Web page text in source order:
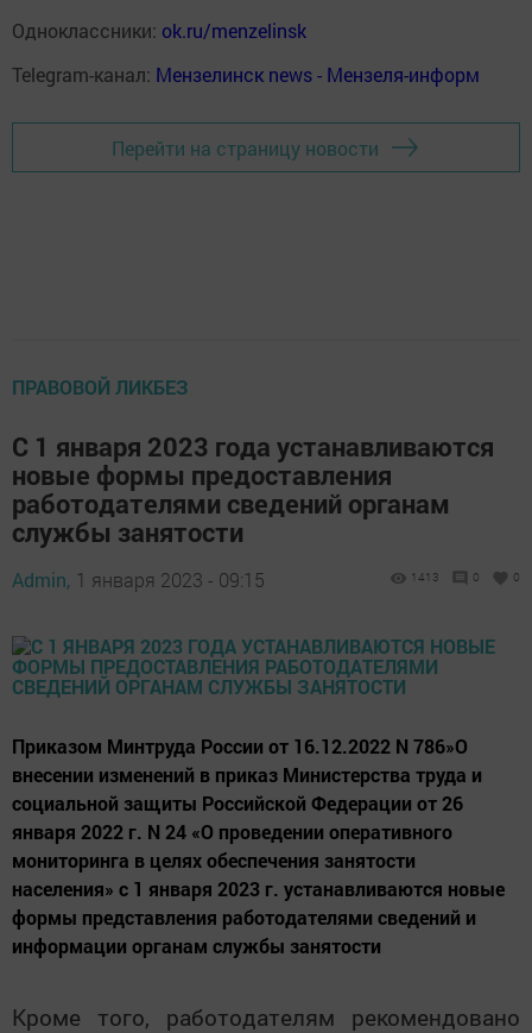
Одноклассники: ok.ru/menzelinsk
Telegram-канал: Мензелинск news - Мензеля-информ
Перейти на страницу новости
ПРАВОВОЙ ЛИКБЕЗ
С 1 января 2023 года устанавливаются
новые формы предоставления
работодателями сведений органам
службы занятости
Admin, 1 января 2023 - 09:15 1413 0 0
Приказом Минтруда России от 16.12.2022 N 786»О
внесении изменений в приказ Министерства труда и
социальной защиты Российской Федерации от 26
января 2022 г. N 24 «О проведении оперативного
мониторинга в целях обеспечения занятости
населения» с 1 января 2023 г. устанавливаются новые
формы представления работодателями сведений и
информации органам службы занятости
Кроме того, работодателям рекомендовано